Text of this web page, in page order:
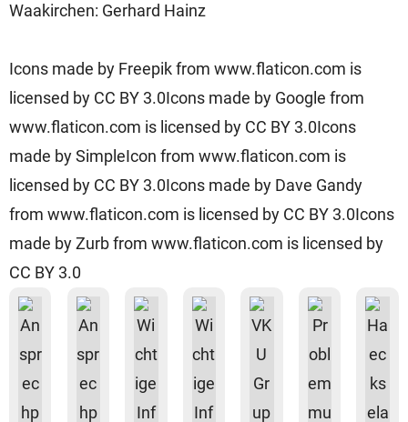
Waakirchen: Gerhard Hainz
Icons made by Freepikfrom www.flaticon.com is
licensed by CC BY 3.0Icons made by Google from
www.flaticon.com is licensed by CC BY 3.0Icons
made bySimpleIcon from www.flaticon.com is
licensed by CC BY 3.0Icons made by Dave Gandy
from www.flaticon.com is licensed by CC BY 3.0Icons
made byZurbfrom www.flaticon.com is licensed by
CC BY 3.0